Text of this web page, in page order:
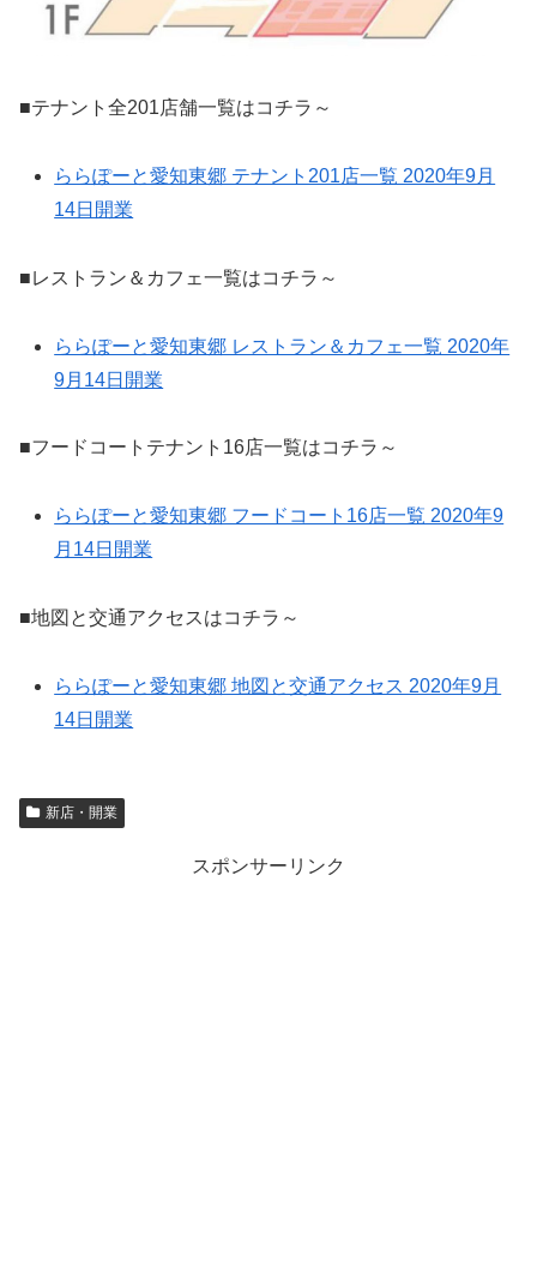
■テナント全201店舗一覧はコチラ～
ららぽーと愛知東郷 テナント201店一覧 2020年9月
14日開業
■レストラン＆カフェ一覧はコチラ～
ららぽーと愛知東郷 レストラン＆カフェ一覧 2020年
9月14日開業
■フードコートテナント16店一覧はコチラ～
ららぽーと愛知東郷 フードコート16店一覧 2020年9
月14日開業
■地図と交通アクセスはコチラ～
ららぽーと愛知東郷 地図と交通アクセス 2020年9月
14日開業
新店・開業
スポンサーリンク